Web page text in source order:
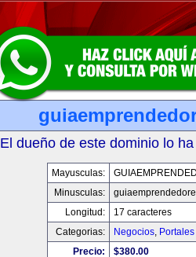
El dueño de este dominio lo
Mayusculas:
Minusculas:
Longitud:
17 caracteres
Categorias:
Negocios, Portales
Precio:
$380.00